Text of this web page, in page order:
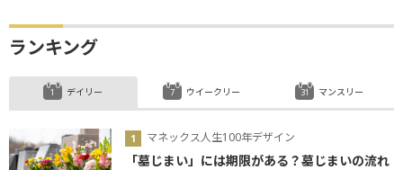
ランキング
デイリー
マネックス人生100年デザイン
「墓じまい」には期限がある？墓じまいの流れ
ウイークリー マンスリー